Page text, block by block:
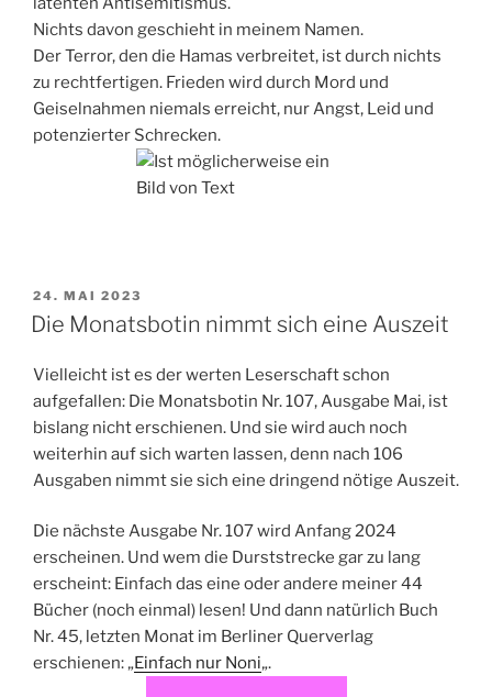
Nichts davon geschieht in meinem Namen.
Der Terror, den die Hamas verbreitet, ist durch nichts
zu rechtfertigen. Frieden wird durch Mord und
Geiselnahmen niemals erreicht, nur Angst, Leid und
potenzierter Schrecken.
VERÖFFENTLICHT
AM
24. MAI 2023
Die Monatsbotin nimmt sich eine Auszeit
Vielleicht ist es der werten Leserschaft schon
aufgefallen: Die Monatsbotin Nr. 107, Ausgabe Mai, ist
bislang nicht erschienen. Und sie wird auch noch
weiterhin auf sich warten lassen, denn nach 106
Ausgaben nimmt sie sich eine dringend nötige Auszeit.
Die nächste Ausgabe Nr. 107 wird Anfang 2024
erscheinen. Und wem die Durststrecke gar zu lang
erscheint: Einfach das eine oder andere meiner 44
Bücher (noch einmal) lesen! Und dann natürlich Buch
Nr. 45, letzten Monat im Berliner Querverlag
erschienen: „Einfach nur Noni„.